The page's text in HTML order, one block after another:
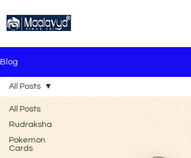
Blog
All Posts
Rudraksha
Pokemon
Cards
All Posts